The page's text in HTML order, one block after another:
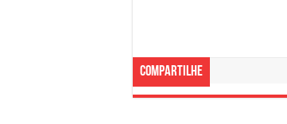
Compartilhe